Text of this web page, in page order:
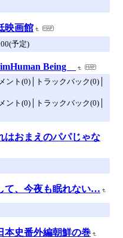
映画館
予定)
Being
ント(0)│トラックバック(0)│
ント(0)│トラックバック(0)│
はおまえのパパじゃな
て、今夜も眠れない…
本史番外編朝鮮の巻